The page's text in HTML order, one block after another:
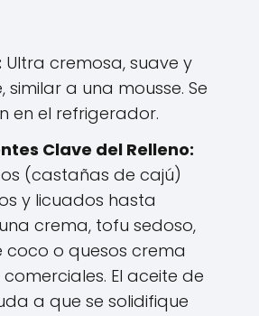
Ultra cremosa, suave y
similar a una mousse. Se
en el refrigerador.
Clave del Relleno:
(castañas de cajú)
y licuados hasta
crema, tofu sedoso,
coco o quesos crema
El aceite de
a que se solidifique